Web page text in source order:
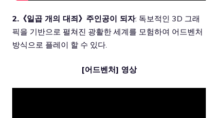
2.《일곱 개의 대죄》주인공이 되자: 독보적인 3D 그래
픽을 기반으로 펼쳐진 광활한 세계를 모험하여 어드벤처
방식으로 플레이 할 수 있다.
[어드벤처] 영상